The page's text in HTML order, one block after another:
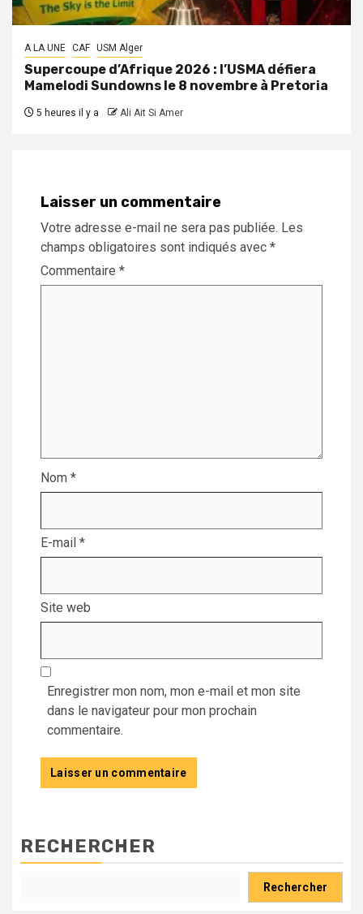
A LA UNE CAF USM Alger
Supercoupe d’Afrique 2026 : l’USMA défiera
Mamelodi Sundowns le 8 novembre à Pretoria
5 heures il y a Ali Ait Si Amer
Laisser un commentaire
Votre adresse e-mail ne sera pas publiée. Les
champs obligatoires sont indiqués avec *
Commentaire *
Nom *
E-mail *
Site web
Enregistrer mon nom, mon e-mail et mon site
dans le navigateur pour mon prochain
commentaire.
RECHERCHER
Rechercher